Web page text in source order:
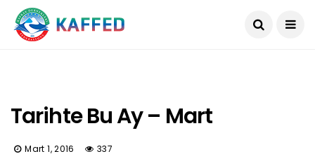
Tarihte Bu Ay – Mart
Mart 1, 2016 337